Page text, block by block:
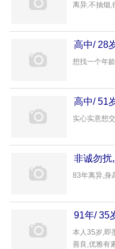
离异,不抽烟,
高中/ 28
想找一个年
高中/ 51
实心实意想
非诚勿扰
83年离异,身
91年/ 35
本人35岁,即
善良,优雅有